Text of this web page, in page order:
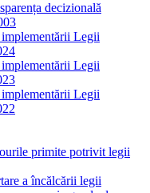
decizională
Legii
Legii
Legii
primite potrivit legii
a încălcării legii